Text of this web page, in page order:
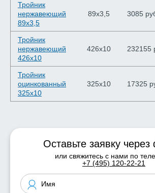
Тройник
нержавеющий
89х3,5
89х3,5 3085
Тройник
нержавеющий
426х10
426х10 232155
Тройник
оцинкованный
325х10
325х10 17325
Оставьте заявку
или свяжитесь с нами по
+7 (495) 120-22-21